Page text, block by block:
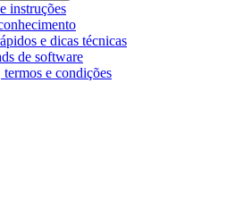
instruções
e dicas técnicas
de software
termos e condições